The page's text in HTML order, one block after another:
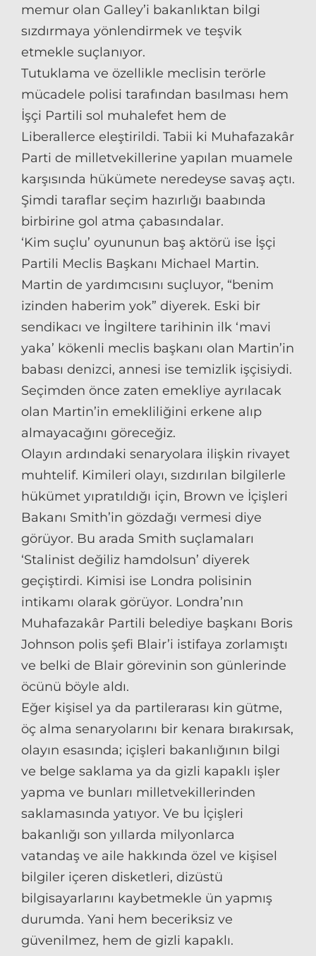
memur olan Galley’i bakanlıktan bilgi
sızdırmaya yönlendirmek ve teşvik
etmekle suçlanıyor.
Tutuklama ve özellikle meclisin terörle
mücadele polisi tarafından basılması hem
İşçi Partili sol muhalefet hem de
Liberallerce eleştirildi. Tabii ki Muhafazakâr
Parti de milletvekillerine yapılan muamele
karşısında hükümete neredeyse savaş açtı.
Şimdi taraflar seçim hazırlığı baabında
birbirine gol atma çabasındalar.
‘Kim suçlu’ oyununun baş aktörü ise İşçi
Partili Meclis Başkanı Michael Martin.
Martin de yardımcısını suçluyor, “benim
izinden haberim yok” diyerek. Eski bir
sendikacı ve İngiltere tarihinin ilk ‘mavi
yaka’ kökenli meclis başkanı olan Martin’in
babası denizci, annesi ise temizlik işçisiydi.
Seçimden önce zaten emekliye ayrılacak
olan Martin’in emekliliğini erkene alıp
almayacağını göreceğiz.
Olayın ardındaki senaryolara ilişkin rivayet
muhtelif. Kimileri olayı, sızdırılan bilgilerle
hükümet yıpratıldığı için, Brown ve İçişleri
Bakanı Smith’in gözdağı vermesi diye
görüyor. Bu arada Smith suçlamaları
‘Stalinist değiliz hamdolsun’ diyerek
geçiştirdi. Kimisi ise Londra polisinin
intikamı olarak görüyor. Londra’nın
Muhafazakâr Partili belediye başkanı Boris
Johnson polis şefi Blair’i istifaya zorlamıştı
ve belki de Blair görevinin son günlerinde
öcünü böyle aldı.
Eğer kişisel ya da partilerarası kin gütme,
öç alma senaryolarını bir kenara bırakırsak,
olayın esasında; içişleri bakanlığının bilgi
ve belge saklama ya da gizli kapaklı işler
yapma ve bunları milletvekillerinden
saklamasında yatıyor. Ve bu İçişleri
bakanlığı son yıllarda milyonlarca
vatandaş ve aile hakkında özel ve kişisel
bilgiler içeren disketleri, dizüstü
bilgisayarlarını kaybetmekle ün yapmış
durumda. Yani hem beceriksiz ve
güvenilmez, hem de gizli kapaklı.